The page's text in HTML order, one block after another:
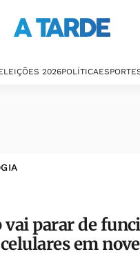
2026POLÍTICA
vai parar de
em